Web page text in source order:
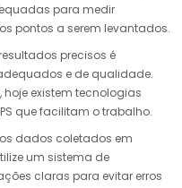
para medir
pontos a serem levantados.
resultados precisos é
e de qualidade.
existem tecnologias
que facilitam o trabalho.
os dados coletados em
um sistema de
claras para evitar erros